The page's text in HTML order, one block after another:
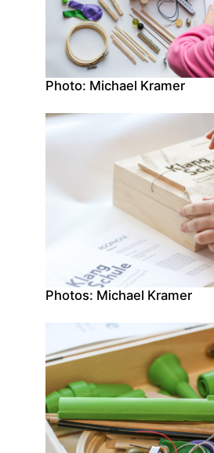
Photo: Michael Kramer
Photos: Michael Kramer